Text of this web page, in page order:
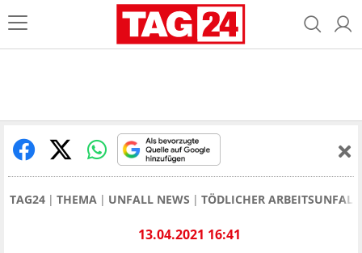
TAG24 THEMA UNFALL NEWS TÖDLICHER
13.04.2021 16:41